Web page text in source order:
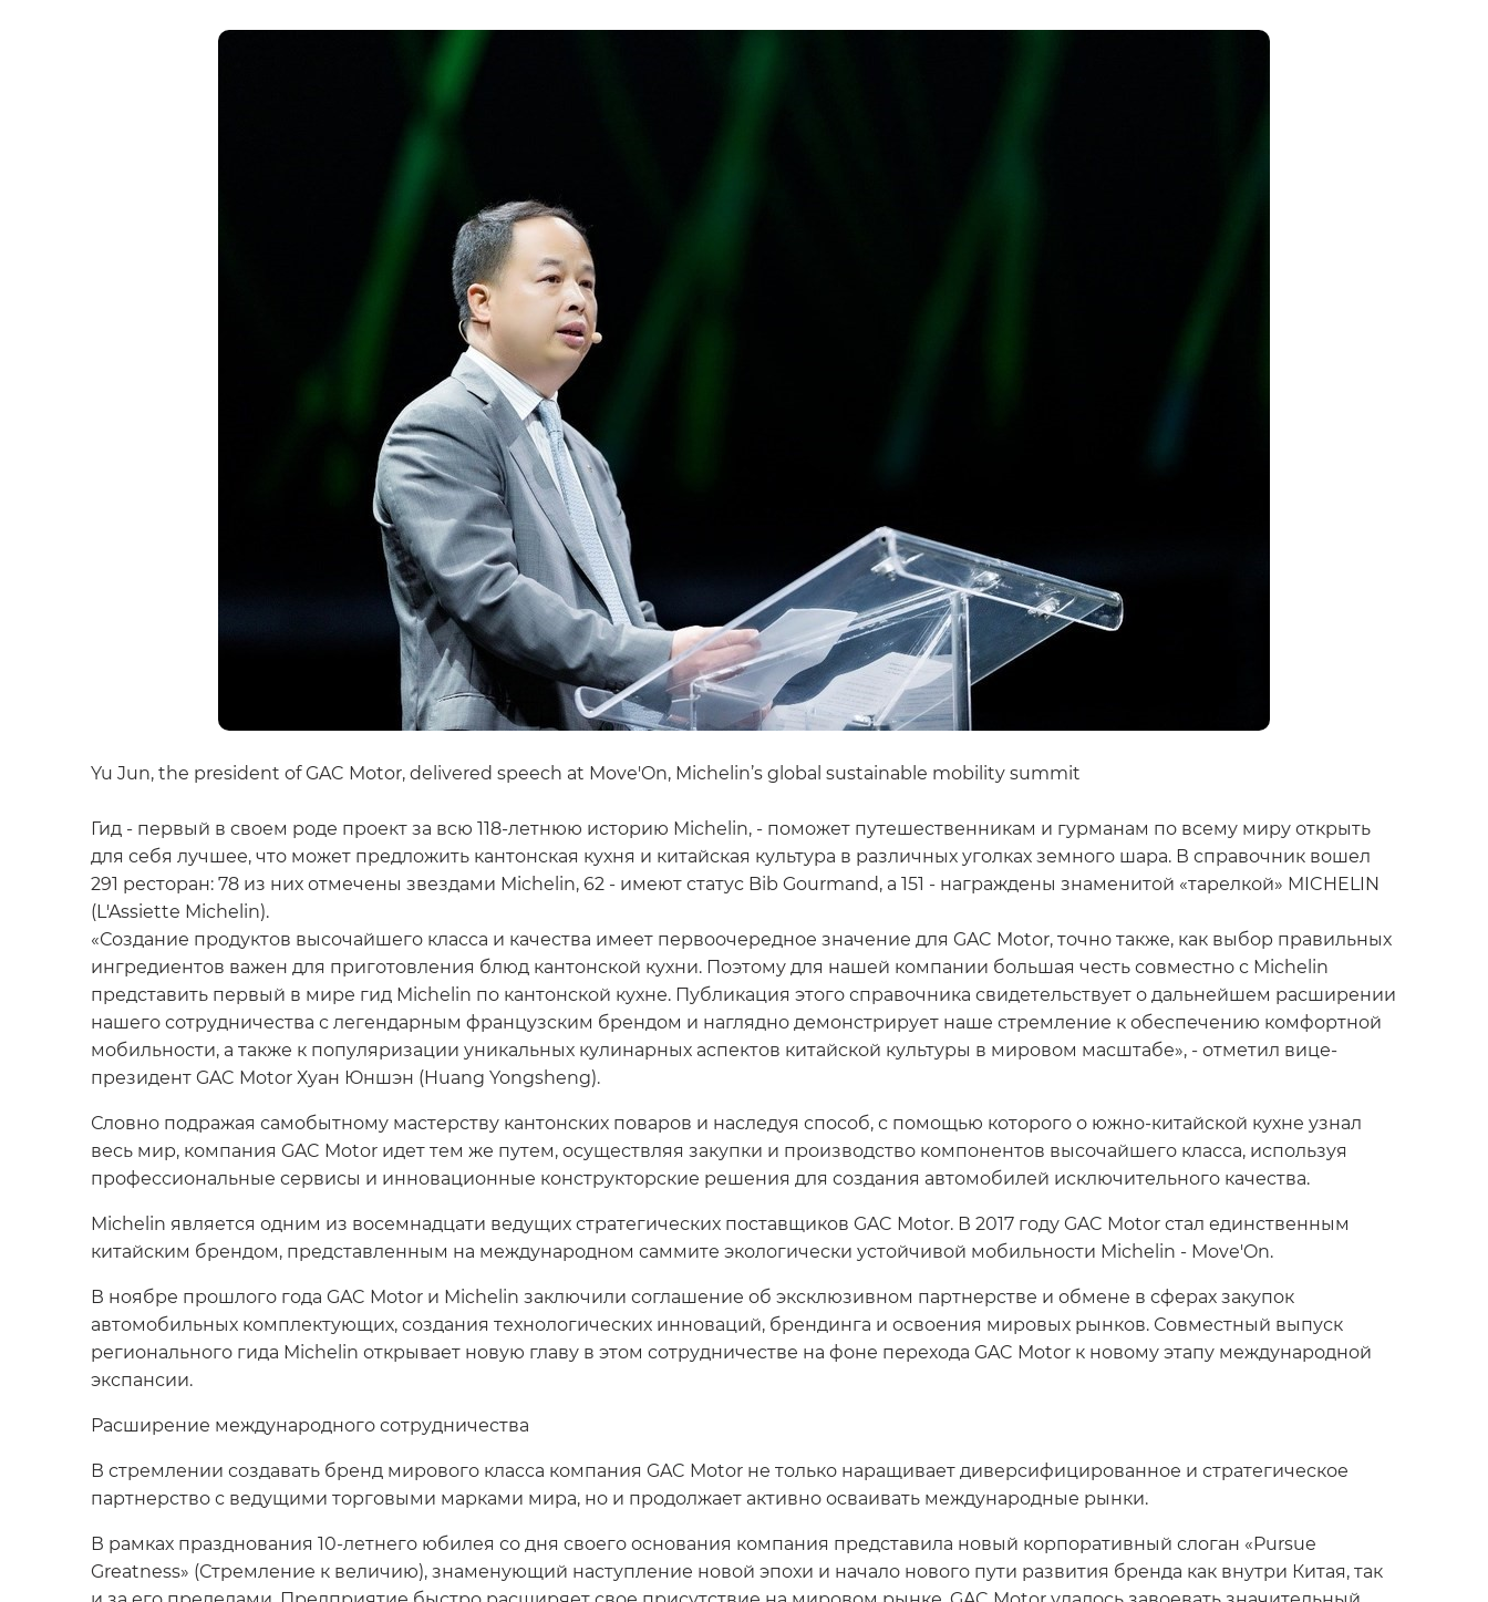
Yu Jun, the president of GAC Motor, delivered speech at Move'On, Michelin’s global sustainable mobility summit
Гид - первый в своем роде проект за всю 118-летнюю историю Michelin, - поможет путешественникам и гурманам по всему миру открыть
для себя лучшее, что может предложить кантонская кухня и китайская культура в различных уголках земного шара. В справочник вошел
291 ресторан: 78 из них отмечены звездами Michelin, 62 - имеют статус Bib Gourmand, а 151 - награждены знаменитой «тарелкой» MICHELIN
(L'Assiette Michelin).
«Создание продуктов высочайшего класса и качества имеет первоочередное значение для GAC Motor, точно также, как выбор правильных
ингредиентов важен для приготовления блюд кантонской кухни. Поэтому для нашей компании большая честь совместно с Michelin
представить первый в мире гид Michelin по кантонской кухне. Публикация этого справочника свидетельствует о дальнейшем расширении
нашего сотрудничества с легендарным французским брендом и наглядно демонстрирует наше стремление к обеспечению комфортной
мобильности, а также к популяризации уникальных кулинарных аспектов китайской культуры в мировом масштабе», - отметил вице-
президент GAC Motor Хуан Юншэн (Huang Yongsheng).
Словно подражая самобытному мастерству кантонских поваров и наследуя способ, с помощью которого о южно-китайской кухне узнал
весь мир, компания GAC Motor идет тем же путем, осуществляя закупки и производство компонентов высочайшего класса, используя
профессиональные сервисы и инновационные конструкторские решения для создания автомобилей исключительного качества.
Michelin является одним из восемнадцати ведущих стратегических поставщиков GAC Motor. В 2017 году GAC Motor стал единственным
китайским брендом, представленным на международном саммите экологически устойчивой мобильности Michelin - Move'On.
В ноябре прошлого года GAC Motor и Michelin заключили соглашение об эксклюзивном партнерстве и обмене в сферах закупок
автомобильных комплектующих, создания технологических инноваций, брендинга и освоения мировых рынков. Совместный выпуск
регионального гида Michelin открывает новую главу в этом сотрудничестве на фоне перехода GAC Motor к новому этапу международной
экспансии.
Расширение международного сотрудничества
В стремлении создавать бренд мирового класса компания GAC Motor не только наращивает диверсифицированное и стратегическое
партнерство с ведущими торговыми марками мира, но и продолжает активно осваивать международные рынки.
В рамках празднования 10-летнего юбилея со дня своего основания компания представила новый корпоративный слоган «Pursue
Greatness» (Стремление к величию), знаменующий наступление новой эпохи и начало нового пути развития бренда как внутри Китая, так